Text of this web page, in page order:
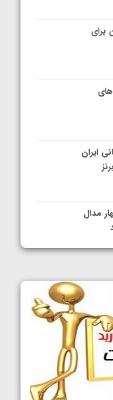
برای
ایران
مدال